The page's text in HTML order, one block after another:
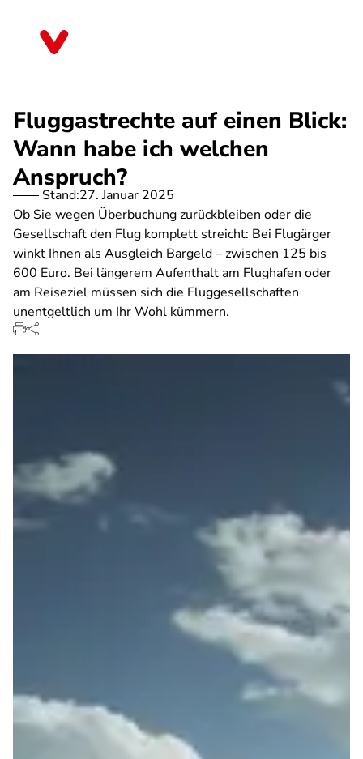
Fluggastrechte auf einen Blick:
Wann habe ich welchen
Anspruch?
Stand:27. Januar 2025
Ob Sie wegen Überbuchung zurückbleiben oder die
Gesellschaft den Flug komplett streicht: Bei Flugärger
winkt Ihnen als Ausgleich Bargeld – zwischen 125 bis
600 Euro. Bei längerem Aufenthalt am Flughafen oder
am Reiseziel müssen sich die Fluggesellschaften
unentgeltlich um Ihr Wohl kümmern.